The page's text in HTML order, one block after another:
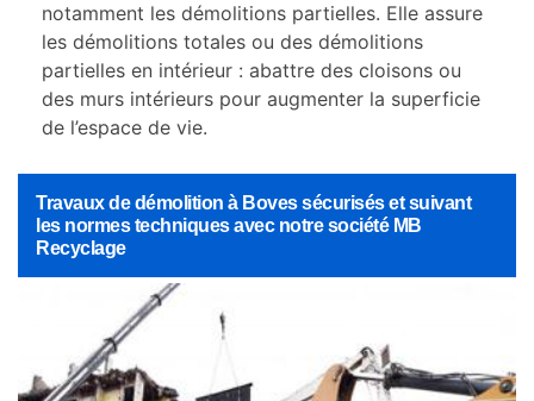
Travaux de démolition à Boves sécurisés et suivant
les normes techniques avec notre société MB
Recyclage
notamment les démolitions partielles. Elle assure
les démolitions totales ou des démolitions
partielles en intérieur : abattre des cloisons ou
des murs intérieurs pour augmenter la superficie
de l’espace de vie.